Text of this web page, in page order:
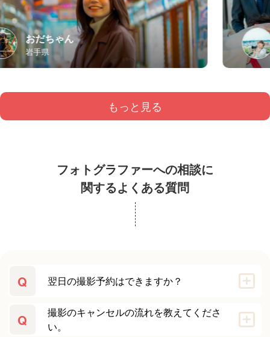
おだちゃん
岩手県
もっと見る
フォトグラファーへの相談に
関するよくある質問
Q 翌日の撮影予約はできますか？
Q
撮影のキャンセルの流れを教えてくださ
い。